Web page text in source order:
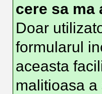
cere sa ma
Doar
formularul
aceasta
malitioasa